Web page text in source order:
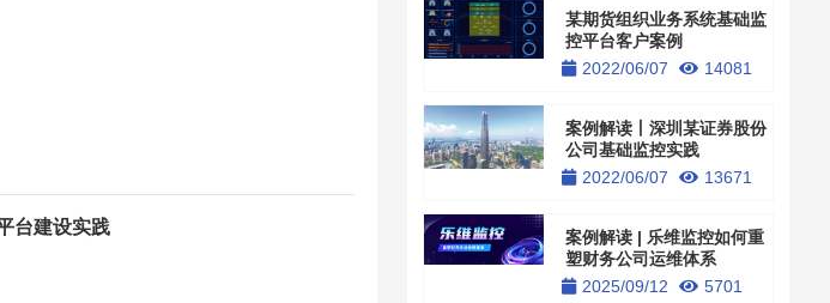
台建设实践
某期货组织业务系统基础监
控平台客户案例
2022/06/07
14081
案例解读丨深圳某证券股份
公司基础监控实践
2022/06/07
13671
案例解读 | 乐维监控如何重
塑财务公司运维体系
2025/09/12
5701